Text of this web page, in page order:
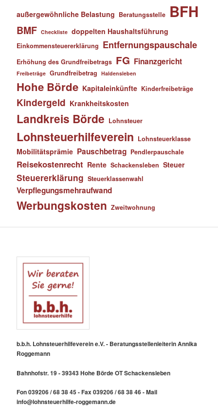
außergewöhnliche Belastung Beratungsstelle BFH
BMF Checkliste doppelten Haushaltsführung
Einkommensteuererklärung Entfernungspauschale
Erhöhung des Grundfreibetrags FG Finanzgericht
Freibeträge Grundfreibetrag Haldensleben
Hohe Börde Kapitaleinkünfte Kinderfreibeträge
Kindergeld Krankheitskosten
Landkreis Börde Lohnsteuer
Lohnsteuerhilfeverein Lohnsteuerklasse
Mobilitätsprämie Pauschbetrag Pendlerpauschale
Reisekostenrecht Rente Schackensleben Steuer
Steuererklärung Steuerklassenwahl
Verpflegungsmehraufwand
Werbungskosten Zweitwohnung
b.b.h. Lohnsteuerhilfeverein e.V. - Beratungsstellenleiterin Annika
Roggemann
Bahnhofstr. 19 - 39343 Hohe Börde OT Schackensleben
Fon 039206 / 68 38 45 - Fax 039206 / 68 38 46 - Mail
info@lohnsteuerhilfe-roggemann.de